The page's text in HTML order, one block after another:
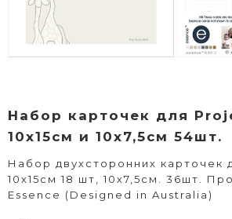
Набор карточек для
10х15см и 10х7,5см 54шт.
Набор двухсторонних карточек
10х15см 18 шт, 10х7,5см. 36шт.
Essence (Designed in Australia)